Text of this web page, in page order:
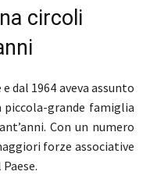
circoli
dal 1964 aveva assunto
grande famiglia
Con un numero
forze associative